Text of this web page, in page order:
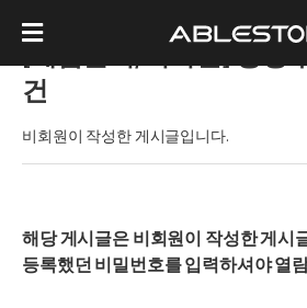
건
비회원이 작성한 게시글입니다.
해당 게시글은 비회원이 작성한 게시
등록했던 비밀번호를 입력하셔야 열